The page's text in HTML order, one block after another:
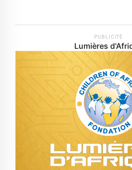
PUBLICITÉ
Lumières